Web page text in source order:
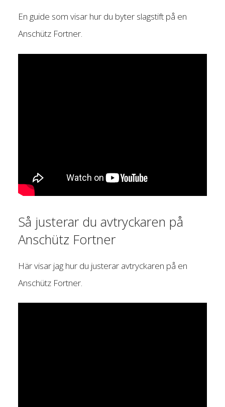
En guide som visar hur du byter slagstift på en
Anschütz Fortner.
Så justerar du avtryckaren på
Anschütz Fortner
Här visar jag hur du justerar avtryckaren på en
Anschütz Fortner.